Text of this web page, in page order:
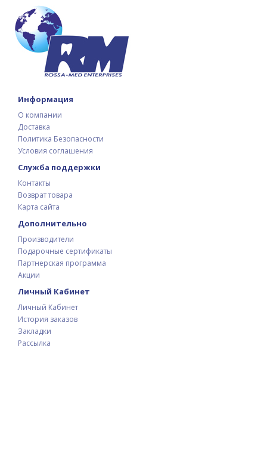
Информация
О компании
Доставка
Политика Безопасности
Условия соглашения
Служба поддержки
Контакты
Возврат товара
Карта сайта
Дополнительно
Производители
Подарочные сертификаты
Партнерская программа
Акции
Личный Кабинет
Личный Кабинет
История заказов
Закладки
Рассылка